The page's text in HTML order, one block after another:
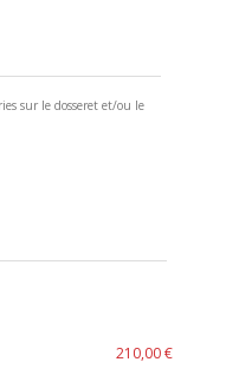
sur le dosseret et/ou le
210,00 €